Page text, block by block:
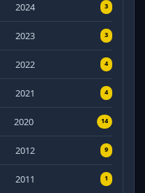
2024 3
2023 3
2022 4
2021 4
2020 14
2012 9
2011 1